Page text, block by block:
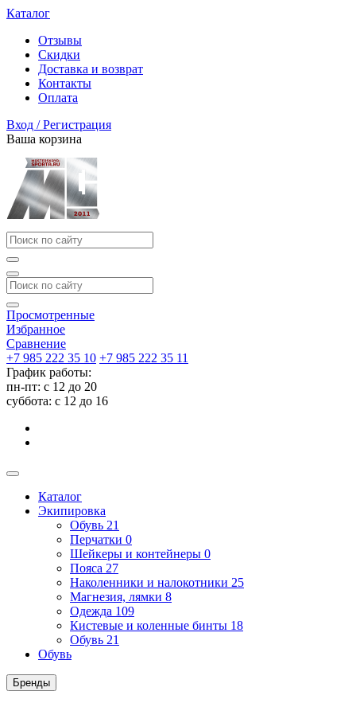
Каталог
Отзывы
Скидки
Доставка и возврат
Контакты
Оплата
Вход / Регистрация
Ваша корзина
Просмотренные
Избранное
Сравнение
+7 985 222 35 10 +7 985 222 35 11
График работы:
пн-пт: с 12 до 20
суббота: c 12 до 16
Каталог
Экипировка
Обувь 21
Перчатки 0
Шейкеры и контейнеры 0
Пояса 27
Наколенники и налокотники 25
Магнезия, лямки 8
Одежда 109
Кистевые и коленные бинты 18
Обувь 21
Обувь
Бренды